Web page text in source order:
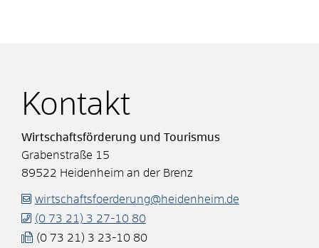
Kontakt
Wirtschaftsförderung und Tourismus
Grabenstraße 15
89522 Heidenheim an der Brenz
wirtschaftsfoerderung@heidenheim.de
(0 73 21) 3 27-10 80
(0 73 21) 3 23-10 80